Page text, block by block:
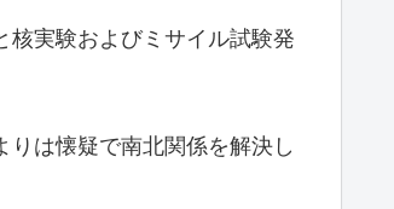
核実験およびミサイル試験発
は懐疑で南北関係を解決し